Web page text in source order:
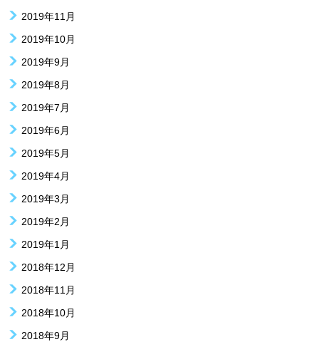
2019年11月
2019年10月
2019年9月
2019年8月
2019年7月
2019年6月
2019年5月
2019年4月
2019年3月
2019年2月
2019年1月
2018年12月
2018年11月
2018年10月
2018年9月